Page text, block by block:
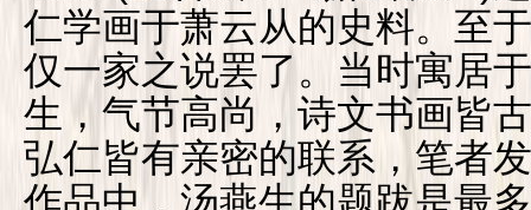
仁学画于萧云从的史料。至
仅一家之说罢了。当时寓居
生，气节高尚，诗文书画皆
弘仁皆有亲密的联系，笔者
作品中，汤燕生的题跋是最